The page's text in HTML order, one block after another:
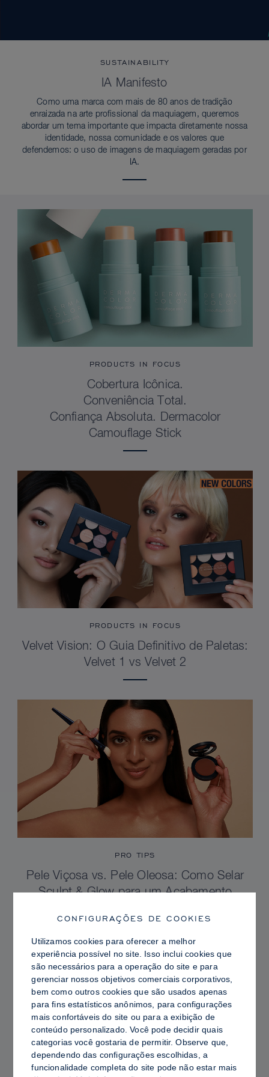
SUSTAINABILITY
IA Manifesto
Como uma marca com mais de 80 anos de tradição
enraizada na arte profissional da maquiagem, queremos
abordar um tema importante que impacta diretamente nossa
identidade, nossa comunidade e os valores que
defendemos: o uso de imagens de maquiagem geradas por
IA.
PRODUCTS IN FOCUS
Cobertura Icônica.
Conveniência Total.
Confiança Absoluta. Dermacolor
Camouflage Stick
PRODUCTS IN FOCUS
Velvet Vision: O Guia Definitivo de Paletas:
Velvet 1 vs Velvet 2
PRO TIPS
Pele Viçosa vs. Pele Oleosa: Como Selar
Sculpt & Glow para um Acabamento
CONFIGURAÇÕES DE COOKIES
Utilizamos cookies para oferecer a melhor
experiência possível no site. Isso inclui cookies que
são necessários para a operação do site e para
gerenciar nossos objetivos comerciais corporativos,
bem como outros cookies que são usados ​​apenas
para fins estatísticos anônimos, para configurações
mais confortáveis ​​do site ou para a exibição de
conteúdo personalizado. Você pode decidir quais
categorias você gostaria de permitir. Observe que,
dependendo das configurações escolhidas, a
funcionalidade completa do site pode não estar mais